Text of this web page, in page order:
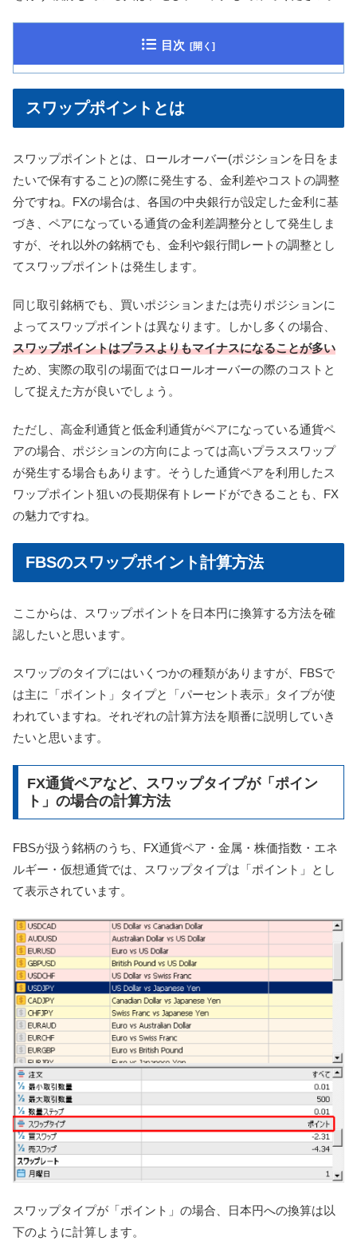
目次
スワップポイントとは
スワップポイントとは、ロールオーバー(ポジションを日をま
たいで保有すること)の際に発生する、金利差やコストの調整
分ですね。FXの場合は、各国の中央銀行が設定した金利に基
づき、ペアになっている通貨の金利差調整分として発生しま
すが、それ以外の銘柄でも、金利や銀行間レートの調整とし
てスワップポイントは発生します。
同じ取引銘柄でも、買いポジションまたは売りポジションに
よってスワップポイントは異なります。しかし多くの場合、
スワップポイントはプラスよりもマイナスになることが多い
ため、実際の取引の場面ではロールオーバーの際のコストと
して捉えた方が良いでしょう。
ただし、高金利通貨と低金利通貨がペアになっている通貨ペ
アの場合、ポジションの方向によっては高いプラススワップ
が発生する場合もあります。そうした通貨ペアを利用したス
ワップポイント狙いの長期保有トレードができることも、FX
の魅力ですね。
FBSのスワップポイント計算方法
ここからは、スワップポイントを日本円に換算する方法を確
認したいと思います。
スワップのタイプにはいくつかの種類がありますが、FBSで
は主に「ポイント」タイプと「パーセント表示」タイプが使
われていますね。それぞれの計算方法を順番に説明していき
たいと思います。
FX通貨ペアなど、スワップタイプが「ポイン
ト」の場合の計算方法
FBSが扱う銘柄のうち、FX通貨ペア・金属・株価指数・エネ
ルギー・仮想通貨では、スワップタイプは「ポイント」とし
て表示されています。
スワップタイプが「ポイント」の場合、日本円への換算は以
下のように計算します。